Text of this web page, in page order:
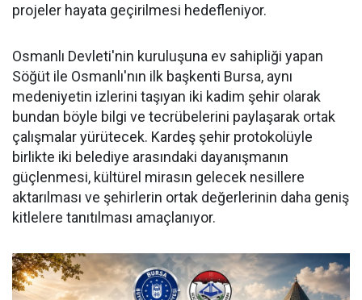
projeler hayata geçirilmesi hedefleniyor.
Osmanlı Devleti'nin kuruluşuna ev sahipliği yapan
Söğüt ile Osmanlı'nın ilk başkenti Bursa, aynı
medeniyetin izlerini taşıyan iki kadim şehir olarak
bundan böyle bilgi ve tecrübelerini paylaşarak ortak
çalışmalar yürütecek. Kardeş şehir protokolüyle
birlikte iki belediye arasındaki dayanışmanın
güçlenmesi, kültürel mirasın gelecek nesillere
aktarılması ve şehirlerin ortak değerlerinin daha geniş
kitlelere tanıtılması amaçlanıyor.